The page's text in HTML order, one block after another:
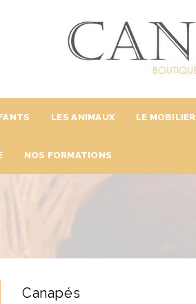
LES ANIMAUX LE MOBILIER
NOS FORMATIONS
Canapés